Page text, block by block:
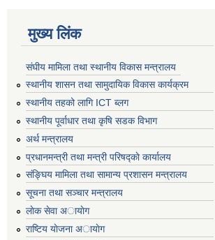
मुख्य लिंक
संघीय मामिला तथा स्थानीय विकास मन्त्रालय
स्थानीय शासन तथा सामुदायिक विकास कार्यक्रम
स्थानीय तहको लागि ICT ब्लग
स्थानीय पूर्वाधार तथा कृषि सडक विभाग
अर्थ मन्त्रालय
प्रधानमन्त्री तथा मन्त्री परिषद्काे कार्यालय
संङ्घिय मामिला तथा सामान्य प्रशासन मन्त्रालय
सूचना तथा सञ्चार मन्त्रालय
लाेक सेवा अायाेग
राष्टिय याेजना अायाेग